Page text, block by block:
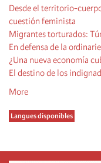
Desde el territorio-
cuestión feminista
Migrantes torturados:
En defensa de la
¿Una nueva economía
El destino de los
More
Langues disponibles